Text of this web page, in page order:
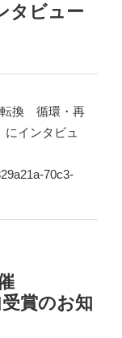
タビュー
転換 循環・再
インタビュ
70c3-
受賞のお知